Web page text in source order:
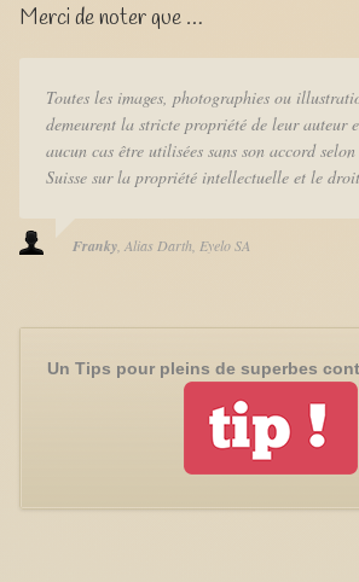
Merci de noter que …
Toutes les images, photographies ou
demeurent la stricte propriété de leur auteur
aucun cas être utilisées sans son accord
Suisse sur la propriété intellectuelle et le
Franky Alias Darth Eyelo SA
Un Tips pour pleins de superbes